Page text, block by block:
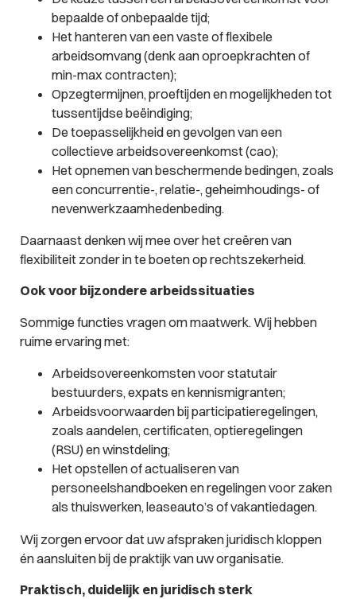
bepaalde of onbepaalde tijd;
Het hanteren van een vaste of flexibele
arbeidsomvang (denk aan oproepkrachten of
min-max contracten);
Opzegtermijnen, proeftijden en mogelijkheden tot
tussentijdse beëindiging;
De toepasselijkheid en gevolgen van een
collectieve arbeidsovereenkomst (cao);
Het opnemen van beschermende bedingen, zoals
een concurrentie-, relatie-, geheimhoudings- of
nevenwerkzaamhedenbeding.
Daarnaast denken wij mee over het creëren van
flexibiliteit zonder in te boeten op rechtszekerheid.
Ook voor bijzondere arbeidssituaties
Sommige functies vragen om maatwerk. Wij hebben
ruime ervaring met:
Arbeidsovereenkomsten voor statutair
bestuurders, expats en kennismigranten;
Arbeidsvoorwaarden bij participatieregelingen,
zoals aandelen, certificaten, optieregelingen
(RSU) en winstdeling;
Het opstellen of actualiseren van
personeelshandboeken en regelingen voor zaken
als thuiswerken, leaseauto’s of vakantiedagen.
Wij zorgen ervoor dat uw afspraken juridisch kloppen
én aansluiten bij de praktijk van uw organisatie.
Praktisch, duidelijk en juridisch sterk